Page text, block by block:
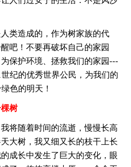
类造成的，作为树家族的代
吧！不要再破坏自己的家园
保护环境、拯救我们的家园---
纪的优秀世界公民，为我们的
色的明天！
树
将随着时间的流逝，慢慢长高
大树，我又细又长的枝干上长
成长中发生了巨大的变化，眼